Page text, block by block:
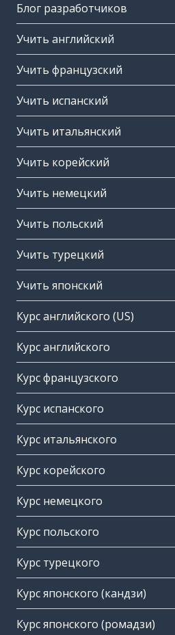
Блог разработчиков
Учить английский
Учить французский
Учить испанский
Учить итальянский
Учить корейский
Учить немецкий
Учить польский
Учить турецкий
Учить японский
Курс английского (US)
Курс английского
Курс французского
Курс испанского
Курс итальянского
Курс корейского
Курс немецкого
Курс польского
Курс турецкого
Курс японского (кандзи)
Курс японского (ромадзи)